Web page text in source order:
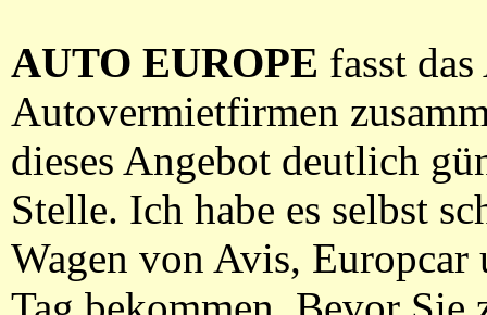
AUTO EUROPE fasst
Autovermietfirmen
dieses Angebot deutlich
Stelle. Ich habe es selbst
Wagen von Avis,